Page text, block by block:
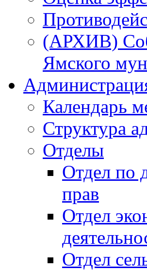
(АРХИВ)
Ямского
Календарь
Структура
Отделы
Отдел по
прав
Отдел
Отдел